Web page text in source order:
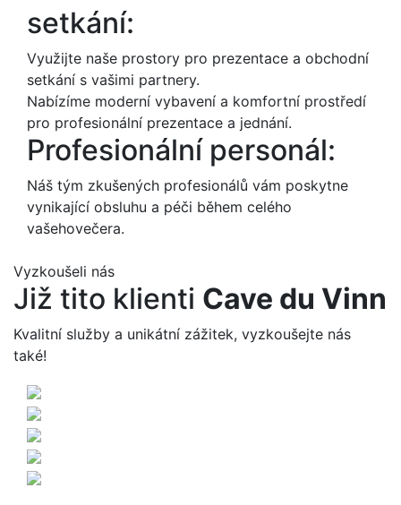
setkání:
Využijte naše prostory pro prezentace a obchodní
setkání s vašimi partnery.
Nabízíme moderní vybavení a komfortní prostředí
pro profesionální prezentace a jednání.
Profesionální personál:
Náš tým zkušených profesionálů vám poskytne
vynikající obsluhu a péči během celého
vašehovečera.
Vyzkoušeli nás
Již tito klienti Cave du Vinn
Kvalitní služby a unikátní zážitek, vyzkoušejte nás
také!